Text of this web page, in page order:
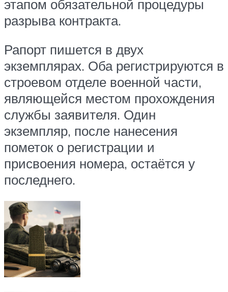
этапом обязательной процедуры
разрыва контракта.
Рапорт пишется в двух
экземплярах. Оба регистрируются в
строевом отделе военной части,
являющейся местом прохождения
службы заявителя. Один
экземпляр, после нанесения
пометок о регистрации и
присвоения номера, остаётся у
последнего.